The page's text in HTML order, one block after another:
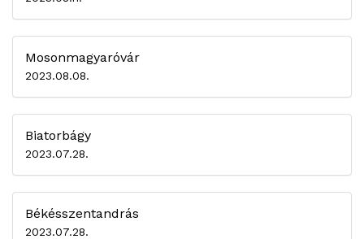
Mosonmagyaróvár
2023.08.08.
Biatorbágy
2023.07.28.
Békésszentandrás
2023.07.28.